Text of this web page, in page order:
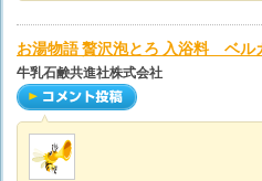
お湯物語 贅沢泡とろ 入浴料 ベル
牛乳石鹸共進社株式会社